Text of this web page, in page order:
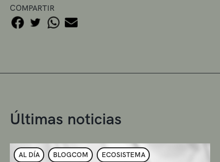
COMPARTIR
Últimas noticias
AL DÍA BLOGCOM ECOSISTEMA